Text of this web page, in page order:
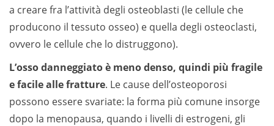
a creare fra l’attività degli osteoblasti (le cellule che
producono il tessuto osseo) e quella degli osteoclasti,
ovvero le cellule che lo distruggono).
L’osso danneggiato è meno denso, quindi più fragile
e facile alle fratture. Le cause dell’osteoporosi
possono essere svariate: la forma più comune insorge
dopo la menopausa, quando i livelli di estrogeni, gli